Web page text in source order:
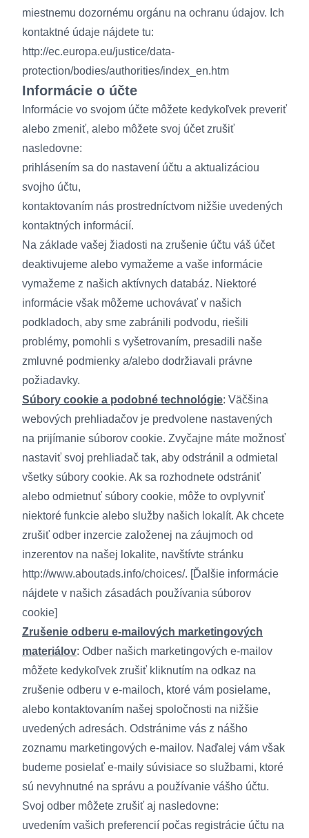
miestnemu dozornému orgánu na ochranu údajov. Ich
kontaktné údaje nájdete tu:
http://ec.europa.eu/justice/data-
protection/bodies/authorities/index_en.htm
Informácie o účte
Informácie vo svojom účte môžete kedykoľvek preveriť
alebo zmeniť, alebo môžete svoj účet zrušiť
nasledovne:
prihlásením sa do nastavení účtu a aktualizáciou
svojho účtu,
kontaktovaním nás prostredníctvom nižšie uvedených
kontaktných informácií.
Na základe vašej žiadosti na zrušenie účtu váš účet
deaktivujeme alebo vymažeme a vaše informácie
vymažeme z našich aktívnych databáz. Niektoré
informácie však môžeme uchovávať v našich
podkladoch, aby sme zabránili podvodu, riešili
problémy, pomohli s vyšetrovaním, presadili naše
zmluvné podmienky a/alebo dodržiavali právne
požiadavky.
Súbory cookie a podobné technológie: Väčšina
webových prehliadačov je predvolene nastavených
na prijímanie súborov cookie. Zvyčajne máte možnosť
nastaviť svoj prehliadač tak, aby odstránil a odmietal
všetky súbory cookie. Ak sa rozhodnete odstrániť
alebo odmietnuť súbory cookie, môže to ovplyvniť
niektoré funkcie alebo služby našich lokalít. Ak chcete
zrušiť odber inzercie založenej na záujmoch od
inzerentov na našej lokalite, navštívte stránku
http://www.aboutads.info/choices/. [Ďalšie informácie
nájdete v našich zásadách používania súborov
cookie]
Zrušenie odberu e-mailových marketingových
materiálov: Odber našich marketingových e-mailov
môžete kedykoľvek zrušiť kliknutím na odkaz na
zrušenie odberu v e-mailoch, ktoré vám posielame,
alebo kontaktovaním našej spoločnosti na nižšie
uvedených adresách. Odstránime vás z nášho
zoznamu marketingových e-mailov. Naďalej vám však
budeme posielať e-maily súvisiace so službami, ktoré
sú nevyhnutné na správu a používanie vášho účtu.
Svoj odber môžete zrušiť aj nasledovne:
uvedením vašich preferencií počas registrácie účtu na